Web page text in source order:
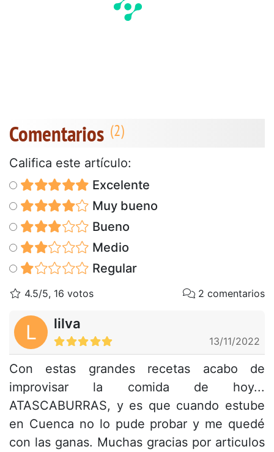
Comentarios
Califica este artículo:
Excelente
Muy bueno
Bueno
Medio
Regular
4.5/5, 16 votos 2 comentarios
L lilva
13/11/2022
Con estas grandes recetas acabo de
improvisar la comida de hoy...
ATASCABURRAS, y es que cuando estube
en Cuenca no lo pude probar y me quedé
con las ganas. Muchas gracias por articulos